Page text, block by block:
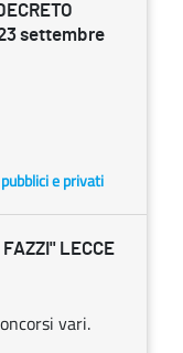
23 settembre
e privati
LECCE
vari.